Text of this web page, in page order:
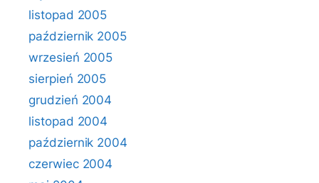
listopad 2005
październik 2005
wrzesień 2005
sierpień 2005
grudzień 2004
listopad 2004
październik 2004
czerwiec 2004